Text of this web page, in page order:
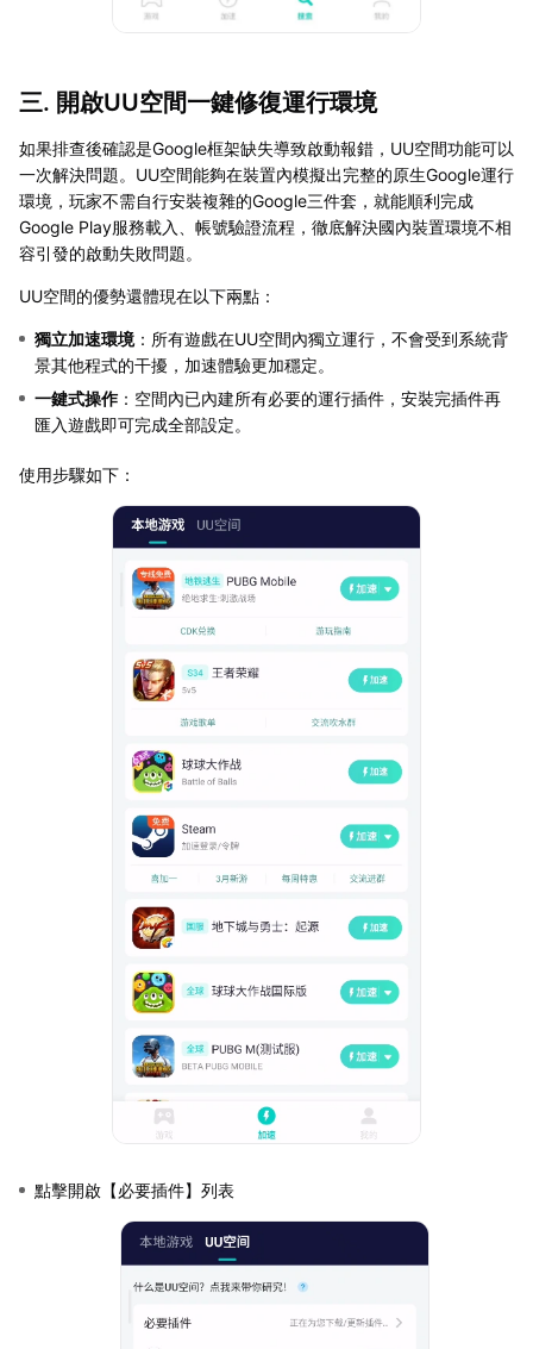
三. 開啟UU空間一鍵修復運行環境
如果排查後確認是Google框架缺失導致啟動報錯，UU空間功能可以
一次解決問題。UU空間能夠在裝置內模擬出完整的原生Google運行
環境，玩家不需自行安裝複雜的Google三件套，就能順利完成
Google Play服務載入、帳號驗證流程，徹底解決國內裝置環境不相
容引發的啟動失敗問題。
UU空間的優勢還體現在以下兩點：
獨立加速環境：所有遊戲在UU空間內獨立運行，不會受到系統背
景其他程式的干擾，加速體驗更加穩定。
一鍵式操作：空間內已內建所有必要的運行插件，安裝完插件再
匯入遊戲即可完成全部設定。
使用步驟如下：
點擊開啟【必要插件】列表